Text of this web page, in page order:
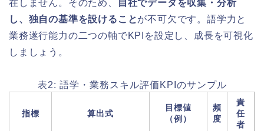
在しません。そのため、
自社でデータを収集・分析
し、独自の基準を設けることが不可欠です。語学力と
業務遂行能力の二つの軸でKPIを設定し、成長を可視化
しましょう。
表2: 語学・業務スキル評価KPIのサンプル
指標 算出式
目標値
（例）
頻
度
責
任
者